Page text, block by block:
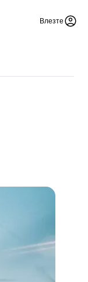
Влезте